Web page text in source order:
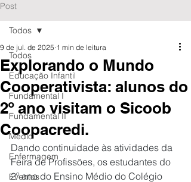
Post
Todos
Educação Infantil
Fundamental I
Fundamental II
Médio
Enfermagem
Eventos
Todos
Explorando o Mundo
Cooperativista: alunos do
2º ano visitam o Sicoob
Coopacredi.
9 de jul. de 2025 1 min de leitura
Dando continuidade às atividades da
Feira de Profissões, os estudantes do
2º ano do Ensino Médio do Colégio